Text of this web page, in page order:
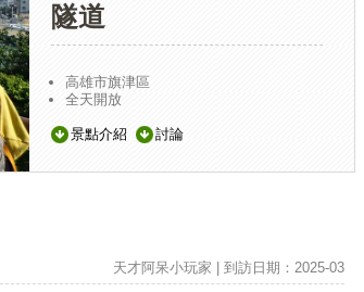
隧道
高雄市旗津區
全天開放
景點介紹 討論
天才阿呆小玩家 | 到訪日期：2025-03